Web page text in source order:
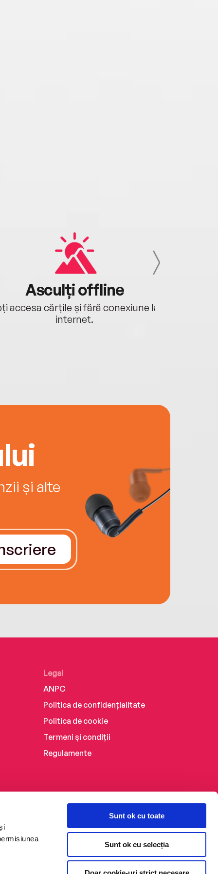
Sunt ok cu toate
Sunt ok cu selecția
Asculți offline
accesa cărțile și fără conexiune la
internet.
și alte
Legal
ANPC
Politica de confidențialitate
Politica de cookie
Termeni și condiții
Regulamente